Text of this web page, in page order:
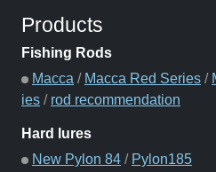
Products
Fishing Rods
Macca / Macca Red Series /
ies / rod recommendation
Hard lures
New Pylon 84 / Pylon185